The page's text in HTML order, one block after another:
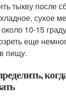
тыкву после
сухое
10-15
еще
пищу.